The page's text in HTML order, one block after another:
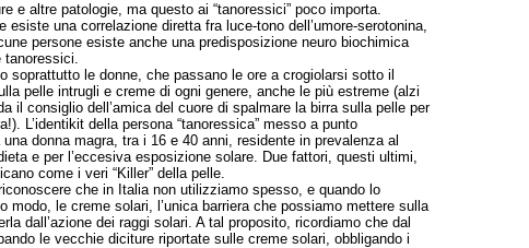
e altre patologie, ma questo ai “tanoressici” poco importa.
esiste una correlazione diretta fra luce-tono dell’umore-serotonina,
persone esiste anche una predisposizione neuro biochimica
tanoressici.
le donne, che passano le ore a crogiolarsi sotto il
pelle intrugli e creme di ogni genere, anche le più estreme (alzi
il consiglio dell’amica del cuore di spalmare la birra sulla pelle per
L’identikit della persona “tanoressica” messo a punto
una donna magra, tra i 16 e 40 anni, residente in prevalenza al
e per l’eccesiva esposizione solare. Due fattori, questi ultimi,
come i veri “Killer” della pelle.
che in Italia non utilizziamo spesso, e quando lo
modo, le creme solari, l’unica barriera che possiamo mettere sulla
dall’azione dei raggi solari. A tal proposito, ricordiamo che dal
le vecchie diciture riportate sulle creme solari, obbligando i